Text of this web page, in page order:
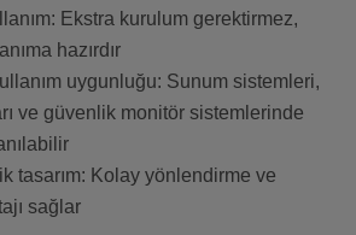
Ekstra kurulum gerektirmez,
hazırdır
uygunluğu: Sunum sistemleri,
ve güvenlik monitör sistemlerinde
tasarım: Kolay yönlendirme ve
sağlar